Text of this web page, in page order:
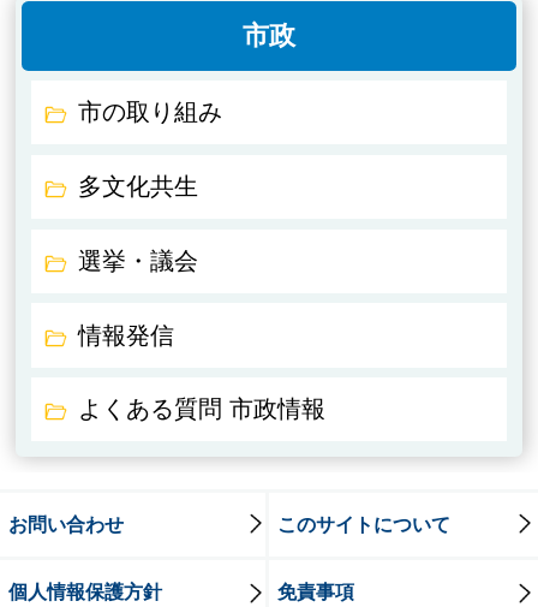
市政
市の取り組み
多文化共生
選挙・議会
情報発信
よくある質問 市政情報
お問い合わせ このサイトについて
個人情報保護方針 免責事項